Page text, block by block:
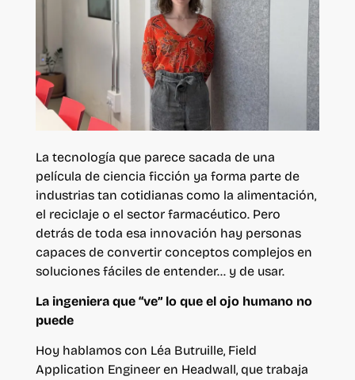
La tecnología que parece sacada de una
película de ciencia ficción ya forma parte de
industrias tan cotidianas como la alimentación,
el reciclaje o el sector farmacéutico. Pero
detrás de toda esa innovación hay personas
capaces de convertir conceptos complejos en
soluciones fáciles de entender… y de usar.
La ingeniera que “ve” lo que el ojo humano no
puede
Hoy hablamos con Léa Butruille, Field
Application Engineer en Headwall, que trabaja